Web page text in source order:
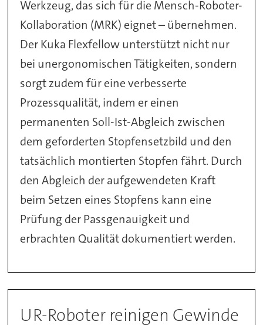
Werkzeug, das sich für die Mensch-Roboter-
Kollaboration (MRK) eignet – übernehmen.
Der Kuka Flexfellow unterstützt nicht nur
bei unergonomischen Tätigkeiten, sondern
sorgt zudem für eine verbesserte
Prozessqualität, indem er einen
permanenten Soll-Ist-Abgleich zwischen
dem geforderten Stopfensetzbild und den
tatsächlich montierten Stopfen fährt. Durch
den Abgleich der aufgewendeten Kraft
beim Setzen eines Stopfens kann eine
Prüfung der Passgenauigkeit und
erbrachten Qualität dokumentiert werden.
UR-Roboter reinigen Gewinde